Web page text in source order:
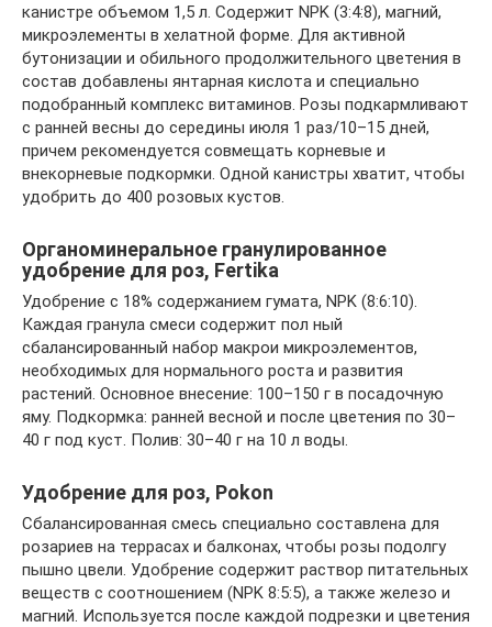
канистре объемом 1,5 л. Содержит NPK (3:4:8), магний,
микроэ­лементы в хелатной форме. Для активной
бутонизации и обильного продолжитель­ного цветения в
состав добавлены янтар­ная кислота и специально
подобранный комплекс витаминов. Розы подкармлива­ют
с ранней весны до середины июля 1 раз/10–15 дней,
причем рекомендуется совмещать корневые и
внекорневые под­кормки. Одной канистры хватит, чтобы
удобрить до 400 розовых кустов.
Органоминеральное гранулирован­ное
удобрение для роз, Fertika
Удобрение с 18% содержанием гумата, NPK (8:6:10).
Каждая гранула смеси содер­жит пол ный
сбалансированный набор ма­кро­и микроэлементов,
необходимых для нормального роста и развития
растений. Основное внесение: 100–150 г в посадоч­ную
яму. Подкормка: ранней весной и по­сле цветения по 30–
40 г под куст. Полив: 30–40 г на 10 л воды.
Удобрение для роз, Pokon
Сбалансированная смесь специально со­ставлена для
розариев на террасах и бал­конах, чтобы розы подолгу
пышно цвели. Удобрение содержит раствор питатель­ных
веществ с соотношением (NPK 8:5:5), а также железо и
магний. Используется после каждой подрезки и цветения